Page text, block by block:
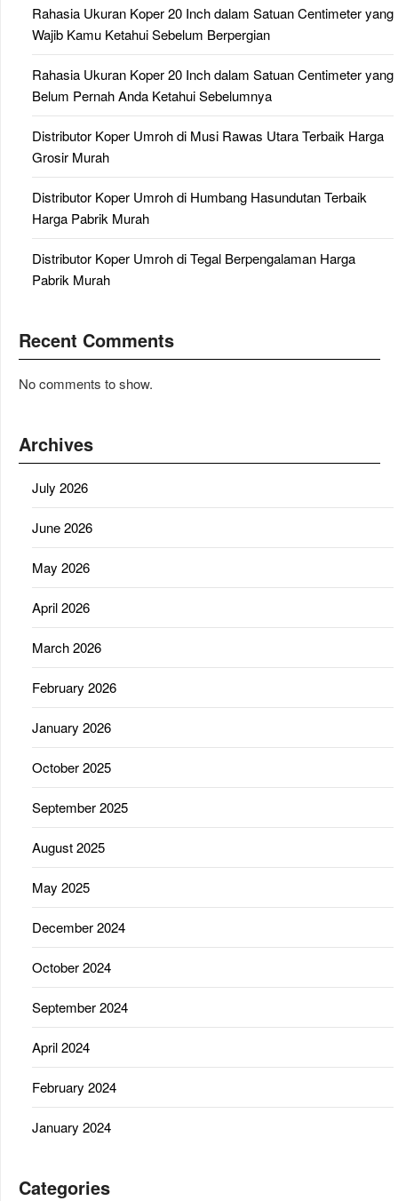
Rahasia Ukuran Koper 20 Inch dalam Satuan Centimeter yang
Wajib Kamu Ketahui Sebelum Berpergian
Rahasia Ukuran Koper 20 Inch dalam Satuan Centimeter yang
Belum Pernah Anda Ketahui Sebelumnya
Distributor Koper Umroh di Musi Rawas Utara Terbaik Harga
Grosir Murah
Distributor Koper Umroh di Humbang Hasundutan Terbaik
Harga Pabrik Murah
Distributor Koper Umroh di Tegal Berpengalaman Harga
Pabrik Murah
Recent Comments
No comments to show.
Archives
July 2026
June 2026
May 2026
April 2026
March 2026
February 2026
January 2026
October 2025
September 2025
August 2025
May 2025
December 2024
October 2024
September 2024
April 2024
February 2024
January 2024
Categories